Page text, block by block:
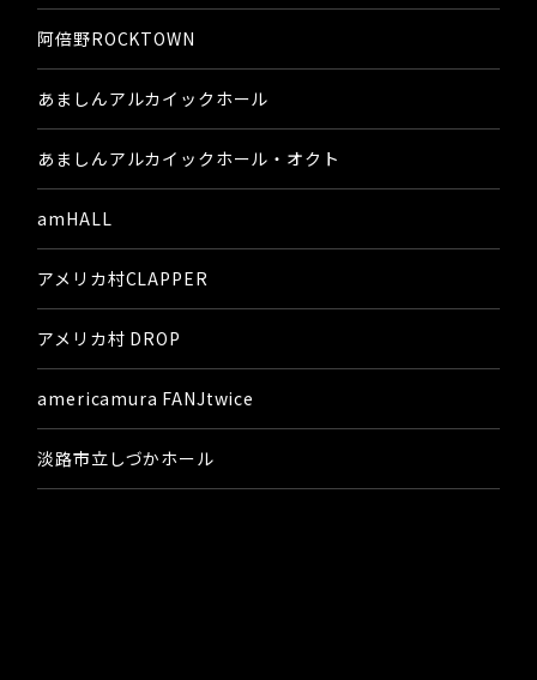
阿倍野ROCKTOWN
あましんアルカイックホール
あましんアルカイックホール・オクト
amHALL
アメリカ村CLAPPER
アメリカ村 DROP
americamura FANJtwice
淡路市立しづかホール